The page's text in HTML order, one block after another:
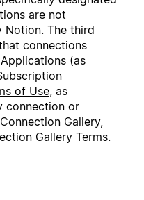
are not
Notion. The third
connections
(as
of Use, as
connection or
Gallery,
Gallery Terms.